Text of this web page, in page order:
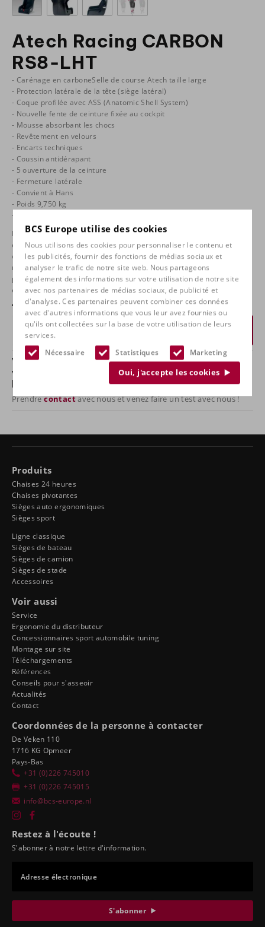
BCS Europe utilise des cookies
Nous utilisons des cookies pour personnaliser le contenu et
les publicités, fournir des fonctions de médias sociaux et
analyser le trafic de notre site web. Nous partageons
également des informations sur votre utilisation de notre site
avec nos partenaires de médias sociaux, de publicité et
d'analyse. Ces partenaires peuvent combiner ces données
avec d'autres informations que vous leur avez fournies ou
qu'ils ont collectées sur la base de votre utilisation de leurs
services.
Nécessaire
Statistiques Marketing
Oui, j'accepte les cookies
Atech Racing CARBON
RS8-LHT
- Carénage en carboneSelle de course Atech taille large
- Protection latérale de la tête (siège latéral)
- Coque profilée avec ASS (Anatomic Shell System)
- Nouvelle fente de ceinture fixée au cockpit
- Mousse absorbant les chocs
- Revêtement en velours
- Encarts techniques
- Coussin antidérapant
- 5 ouverture de la ceinture
- Fermeture latérale
- Convient à Hans
- Poids 9,750 kg
- L'avortement de la FIA pour 10 ans
Le siège de course Atech Carbon RS8 a passé avec succès les
exigences et les tests rigoureux de la FIA pour être entièrement
conforme à la dernière homologation FIA 8862-2009. Conçu pour la
nouvelle voiture de génération, le WRC et la R5, le siège est idéal
pour les pilotes mesurant jusqu'à 185 cm. Sa conception
ergonomique garantit une excellente intégration dans la voiture.
€ 5.695,00
Demande de devis
Vous avez des questions sur ce produit ou
vous souhaitez le découvrir dans notre
boutique ?
Prendrecontactavec nous et venez faire un test avec nous !
Produits
Chaises 24 heures
Chaises pivotantes
Sièges auto ergonomiques
Sièges sport
Ligne classique
Sièges de bateau
Sièges de camion
Sièges de stade
Accessoires
Voir aussi
Service
Ergonomie du distributeur
Concessionnaires sport automobile tuning
Montage sur site
Téléchargements
Références
Conseils pour s'asseoir
Actualités
Contact
Coordonnées de la personne à contacter
De Veken 110
1716 KG Opmeer
Pays-Bas
+31 (0)226 745010
+31 (0)226 745015
info@bcs-europe.nl
Restez à l'écoute !
S'abonner à notre lettre d'information.
Adresse électronique
S'abonner